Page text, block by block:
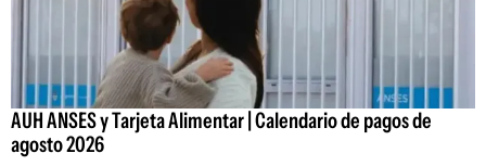
AUH ANSES y Tarjeta Alimentar | Calendario de pagos de
agosto 2026